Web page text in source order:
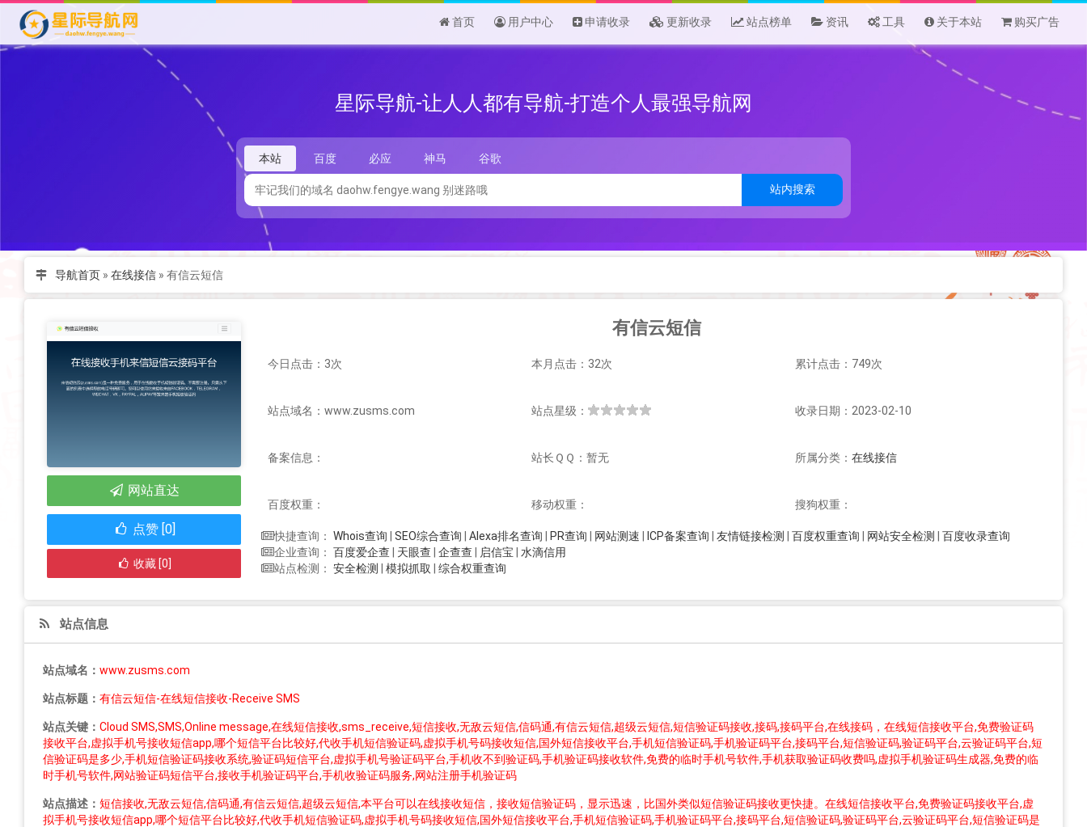
首页 用户中心 申请收录 更新收录 站点榜单 资讯 工具 关于本站 购买广告
星际导航-让人人都有导航-打造个人最强导航网
本站 百度 必应 神马 谷歌
站内搜索
导航首页 » 在线接信 » 有信云短信
有信云短信
今日点击：3次 本月点击：32次 累计点击：749次
站点域名：www.zusms.com 站点星级： 收录日期：2023-02-10
备案信息： 站长ＱＱ：暂无 所属分类： 在线接信
百度权重： 移动权重： 搜狗权重：
快捷查询： Whois查询 SEO综合查询 Alexa排名查询 PR查询 网站测速 ICP备案查询 友情链接检测 百度权重查询 网站安全检测 百度收录查询
企业查询： 百度爱企查 天眼查 企查查 启信宝 水滴信用
站点检测： 安全检测 模拟抓取 综合权重查询
网站直达
点赞 [0]
收藏 [0]
站点信息
站点域名： www.zusms.com
站点标题： 有信云短信-在线短信接收-Receive SMS
站点关键： Cloud SMS,SMS,Online message,在线短信接收,sms_receive,短信接收,无敌云短信,信码通,有信云短信,超级云短信,短信验证码接收,接码,接码平台,在线接码，在线短信接收平台,免费验证码
接收平台,虚拟手机号接收短信app,哪个短信平台比较好,代收手机短信验证码,虚拟手机号码接收短信,国外短信接收平台,手机短信验证码,手机验证码平台,接码平台,短信验证码,验证码平台,云验证码平台,短
信验证码是多少,手机短信验证码接收系统,验证码短信平台,虚拟手机号验证码平台,手机收不到验证码,手机验证码接收软件,免费的临时手机号软件,手机获取验证码收费吗,虚拟手机验证码生成器,免费的临
时手机号软件,网站验证码短信平台,接收手机验证码平台,手机收验证码服务,网站注册手机验证码
站点描述： 短信接收,无敌云短信,信码通,有信云短信,超级云短信,本平台可以在线接收短信，接收短信验证码，显示迅速，比国外类似短信验证码接收更快捷。在线短信接收平台,免费验证码接收平台,虚
拟手机号接收短信app,哪个短信平台比较好,代收手机短信验证码,虚拟手机号码接收短信,国外短信接收平台,手机短信验证码,手机验证码平台,接码平台,短信验证码,验证码平台,云验证码平台,短信验证码是